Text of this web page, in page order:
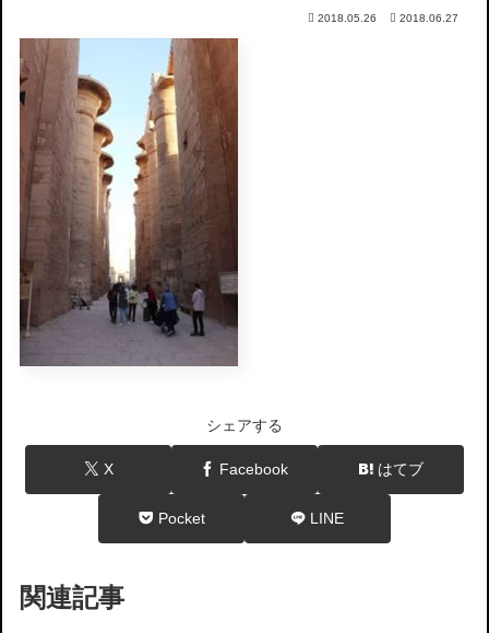
2018.05.26 2018.06.27
シェアする
X Facebook はてブ
Pocket LINE
関連記事